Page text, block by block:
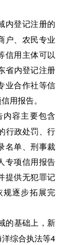
内登记注册的
户、农民专业
信用主体可以
省内登记注册
业合作社等信
用报告。
容主要包含
行政处罚、行
名单、刑事裁
专项信用报告
提供无犯罪记
逐步拓展完
的基础上，新
综合执法等4